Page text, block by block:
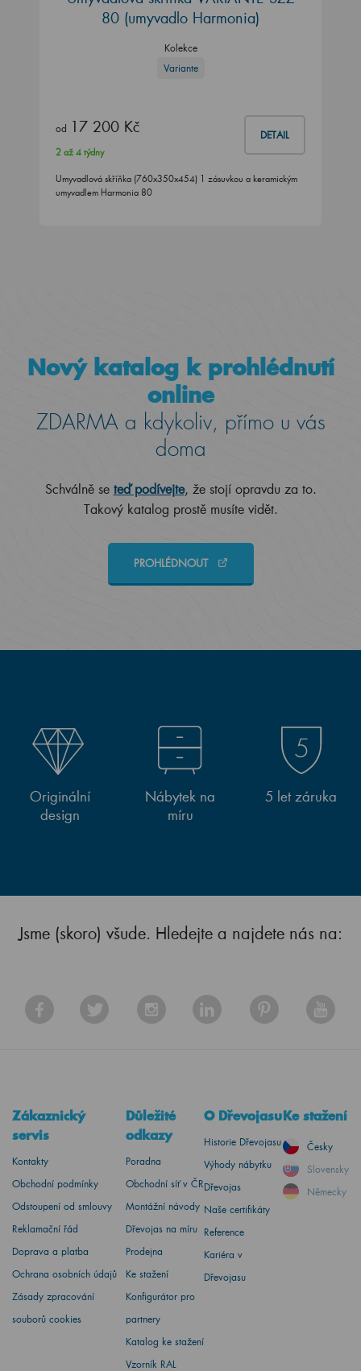
80 (umyvadlo Harmonia)
Kolekce
Variante
od 17 200 Kč DETAIL
2 až 4 týdny
Umyvadlová skříňka (760x350x454) 1 zásuvkou a keramickým
umyvadlem Harmonia 80
Nový katalog k prohlédnutí
online
ZDARMA a kdykoliv, přímo u vás
doma
Schválně se teď podívejte, že stojí opravdu za to.
Takový katalog prostě musíte vidět.
PROHLÉDNOUT
Originální
design
Nábytek na
míru
5 let záruka
Jsme (skoro) všude. Hledejte a najdete nás na:
Zákaznický
servis
Kontakty
Obchodní podmínky
Odstoupení od smlouvy
Reklamační řád
Doprava a platba
Ochrana osobních údajů
Zásady zpracování
souborů cookies
Důležité
odkazy
Poradna
Obchodní síť v ČR
Montážní návody
Dřevojas na míru
Prodejna
Ke stažení
Konfigurátor pro
partnery
Katalog ke stažení
Vzorník RAL
O Dřevojasu
Historie Dřevojasu
Výhody nábytku
Dřevojas
Naše certifikáty
Reference
Kariéra v
Dřevojasu
Ke stažení
Česky
Slovensky
Německy